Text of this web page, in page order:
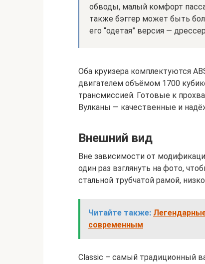
обводы, малый комфорт
также бэггер может быть
его “одетая” версия —
Оба круизера комплектуются
двигателем объёмом 1700
трансмиссией. Готовые к
Вулканы — качественные и
Внешний вид
Вне зависимости от
один раз взглянуть на фото,
стальной трубчатой рамой,
Читайте также:
современным
Classic – самый традиционный